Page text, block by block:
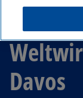
KPMG
Davos